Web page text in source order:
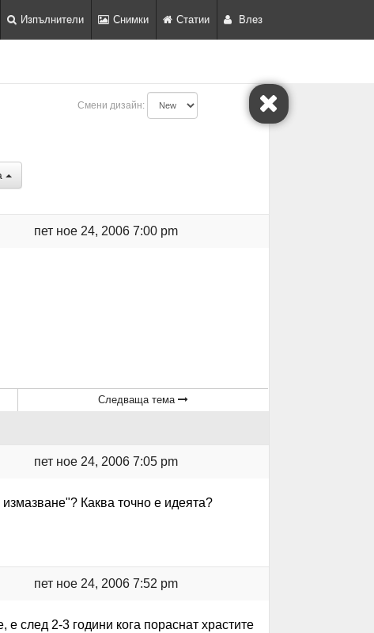
Изпълнители Снимки Статии Влез
Смени дизайн:
пет ное 24, 2006 7:00 pm
Следваща тема
пет ное 24, 2006 7:05 pm
Каква точно е идеята?
пет ное 24, 2006 7:52 pm
след 2-3 години кога пораснат храстите